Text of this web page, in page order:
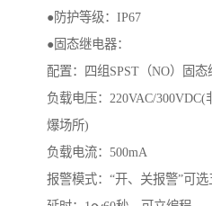
●防护等级：IP67
●固态继电器：
配置：四组SPST（NO）固态
负载电压：220VAC/
爆场所)
负载电流：500mA
报警模式：“开、关报警”可